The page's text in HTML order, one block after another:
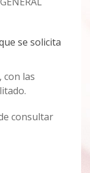
se solicita
con las
consultar